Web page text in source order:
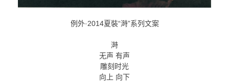
例外·2014夏裝“溡”系列文案
溡
无声 有声
雕刻时光
向上 向下